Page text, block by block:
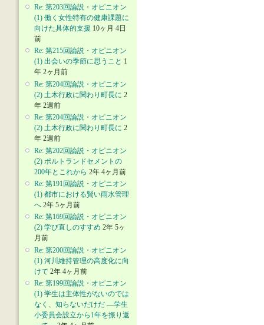
Re: 第203回論説・オピニオン
(1) 働く女性特有の健康課題に
向けた具体的支援 10ヶ月 4日
前
Re: 第215回論説・オピニオン
(1) 出会いの季節に思うこと 1
年 2ヶ月前
Re: 第204回論説・オピニオン
(2) 土木行政に関わり町長に 2
年 2週前
Re: 第204回論説・オピニオン
(2) 土木行政に関わり町長に 2
年 2週前
Re: 第202回論説・オピニオン
(2) ポルトランドセメントの
200年とこれから 2年 4ヶ月前
Re: 第191回論説・オピニオン
(1) 都市における賢い雨水管理
へ 2年 5ヶ月前
Re: 第169回論説・オピニオン
(2) 学び直しのすすめ 2年 5ヶ
月前
Re: 第200回論説・オピニオン
(1) 河川維持管理の高度化に向
けて 2年 4ヶ月前
Re: 第199回論説・オピニオン
(1) 学生は主体性がないのでは
なく、知らないだけだ ―学生
小委員会設立から1年を振り返